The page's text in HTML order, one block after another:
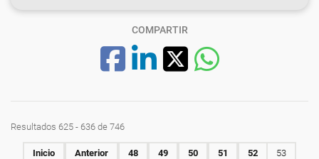
COMPARTIR
Resultados 625 - 636 de 746
Inicio Anterior 48 49 50 51 52 53